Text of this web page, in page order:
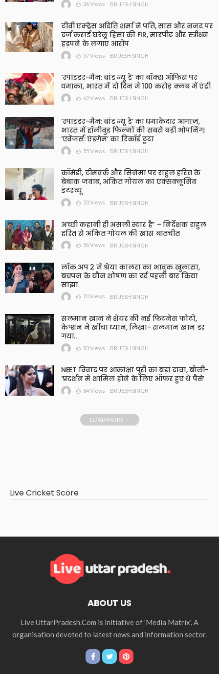
36 Views BRIJESH SINGH
टीवी एक्ट्रेस अदिति शर्मा ने पति, सास और ननद पर
दर्ज कराई घरेलू हिंसा की FIR, मारपीट और स्त्रीधन
हड़पने के लगाए आरोप
37 Views BRIJESH SINGH
‘स्पाइडर-मैन: ब्रांड न्यू डे’ का बॉक्स ऑफिस पर
धमाका, भारत में दो दिन में 100 करोड़ क्लब में एंट्री
62 Views BRIJESH SINGH
‘स्पाइडर-मैन: ब्रांड न्यू डे’ का धमाकेदार आगाज़,
भारत में हॉलीवुड फिल्मों की सबसे बड़ी ओपनिंग;
‘एवेंजर्स: एंडगेम’ का रिकॉर्ड टूटा
55 Views BRIJESH SINGH
कॉमेडी, टीमवर्क और सिनेमा पर राहुल हरित के
बेबाक जवाब, अंकित गोयल का एक्सक्लूसिव
इंटरव्यू
53 Views BRIJESH SINGH
अच्छी कहानी ही असली स्टार है” – निर्देशक राहुल
हरित से अंकित गोयल की खास बातचीत
56 Views BRIJESH SINGH
लॉक अप 2 में श्रेया कालरा का भावुक खुलासा,
बचपन के यौन शोषण का दर्द पहली बार किया
साझा
70 Views BRIJESH SINGH
सलमान खान ने शेयर की नई फिटनेस फोटो,
कैप्शन ने खींचा ध्यान, लिखा- सलमान खान डर
गया..
83 Views BRIJESH SINGH
NEET विवाद पर आकांक्षा पुरी का बड़ा दावा, बोलीं-
‘प्रदर्शन में शामिल होने के लिए ऑफर हुए थे पैसे’
84 Views BRIJESH SINGH
LOAD MORE
Live Cricket Score
ABOUT US
Live UttarPradesh.Com is initiative of 'Media Matrix', A
organisation devoted to latest news and information sector.